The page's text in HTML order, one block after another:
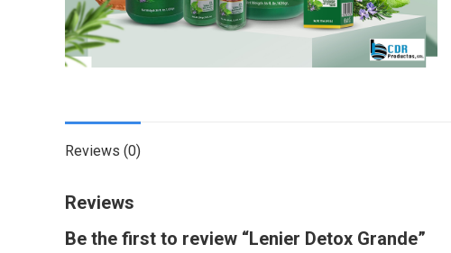
Reviews (0)
Reviews
Be the first to review “Lenier Detox Grande”